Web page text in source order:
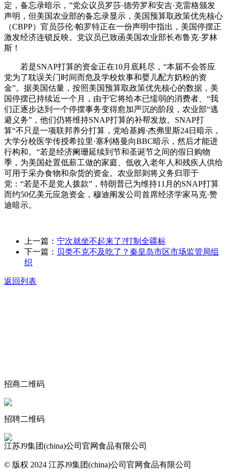
定，备忘录暗示，”党众议员罗莎·德劳罗和安吉·克雷格颁发
声明，但美国农业部的备忘录显示，美国预算取政策优先核心
（CBPP）官员莎伦·帕罗特正在一份声明中指出，美国停摆正
激发经济连锁反映。党议员已致函美国农业部长布鲁克·罗林
斯！
若是SNAP打算的资金正在10月底耗尽，“本届不会答应
党为了耽误关门时间而危及学校炊事和婴儿配方奶粉的资
金”。据美国估量，按照美国预算取政策优先核心的数据，美
国停摆已持续近一个月，由于它将给本已懦弱的消费者、“我
们正逐步达到一个停摆事务变得愈加严沉的阶段，农业部“逃
避义务”，他们仍将维持SNAP打算的补帮发放。SNAP打
算“不只是一项联邦养分打算，党哈基姆·杰弗里斯24日暗示，
大学分校医学传授希拉里·塞利格曼向BBC暗示，然后才能进
行构和。“若是经济阑珊延续到节和圣诞节之间的假日购物
季，为美国处置低薪工做的家庭、低收入老年人和残疾人供给
可用于采办食物和杂货的资金。农业部则将义务归罪于
党：“若是不是党人拨款”，特朗普已为维持11月的SNAP打算
而约50亿美元应急资金，穆迪阐发公司首席经济学家马克·赞
迪暗示。
上一篇： 宁次就坐不起来了?打制全疆标
下一篇： 贝类不克不及吃了？秦皇岛市区市场监管局组
织
返回列表
招商二维码
招聘二维码
江苏J9集团(china)公司官网食品有限公司
© 版权 2024 江苏J9集团(china)公司官网食品有限公司